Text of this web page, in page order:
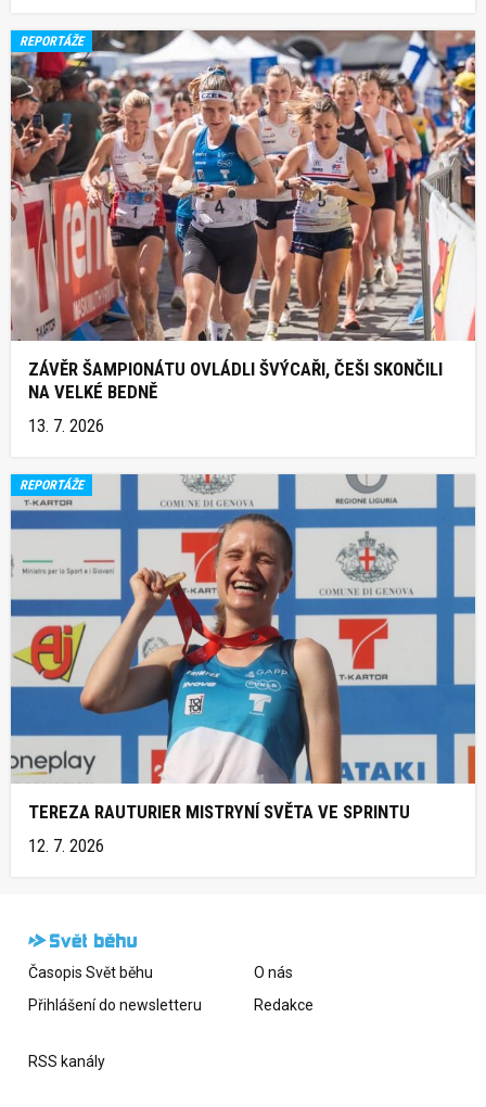
REPORTÁŽE
ZÁVĚR ŠAMPIONÁTU OVLÁDLI ŠVÝCAŘI, ČEŠI SKONČILI
NA VELKÉ BEDNĚ
13. 7. 2026
REPORTÁŽE
TEREZA RAUTURIER MISTRYNÍ SVĚTA VE SPRINTU
12. 7. 2026
Časopis Svět běhu
Přihlášení do newsletteru
O nás
Redakce
RSS kanály